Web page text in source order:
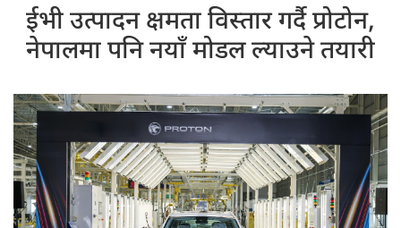
ईभी उत्पादन क्षमता विस्तार गर्दै प्रोटोन,
नेपालमा पनि नयाँ मोडल ल्याउने तयारी